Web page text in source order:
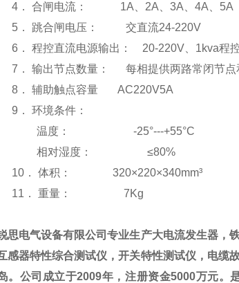
4． 合闸电流： 1A 2A 3A 4A 5A
5． 跳合闸电压： 交直流24-220V
6． 程控直流电源输出： 20-220V、 1kva程
7． 输出节点数量：
每相提供两路常闭节
8． 辅助触点容量 AC220V5A
9． 环境条件：
温度： -25°---+55°C
相对湿度： ≤80%
10． 体积： 320×220×340mm³
11． 重量： 7Kg
思电气设备有限公司专业生产大电流发生器，
感器特性综合测试仪，开关特性测试仪，电缆
公司成立于2009年，注册资金5000万元。